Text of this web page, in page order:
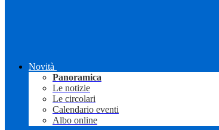
Novità
Panoramica
Le notizie
Le circolari
Calendario eventi
Albo online